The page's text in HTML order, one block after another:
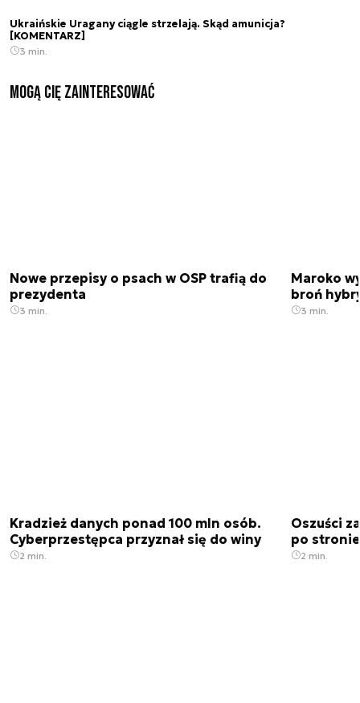
Ukraińskie Uragany ciągle strzelają. Skąd amunicja?
[KOMENTARZ]
3 min.
Mogą Cię zainteresować
Nowe przepisy o psach w OSP trafią do
prezydenta
3 min.
Maroko
broń
3 min.
Kradzież danych ponad 100 mln osób.
Cyberprzestępca przyznał się do winy
2 min.
Oszuści
po
2 min.